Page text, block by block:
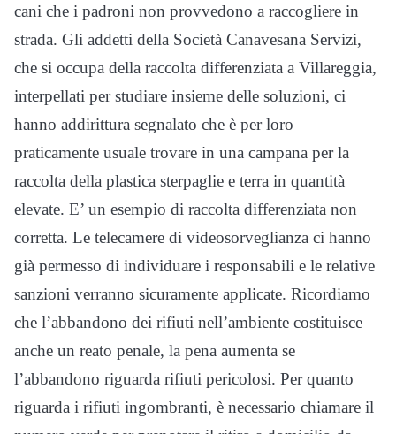
cani che i padroni non provvedono a raccogliere in
strada. Gli addetti della Società Canavesana Servizi,
che si occupa della raccolta differenziata a Villareggia,
interpellati per studiare insieme delle soluzioni, ci
hanno addirittura segnalato che è per loro
praticamente usuale trovare in una campana per la
raccolta della plastica sterpaglie e terra in quantità
elevate. E’ un esempio di raccolta differenziata non
corretta. Le telecamere di videosorveglianza ci hanno
già permesso di individuare i responsabili e le relative
sanzioni verranno sicuramente applicate. Ricordiamo
che l’abbandono dei rifiuti nell’ambiente costituisce
anche un reato penale, la pena aumenta se
l’abbandono riguarda rifiuti pericolosi. Per quanto
riguarda i rifiuti ingombranti, è necessario chiamare il